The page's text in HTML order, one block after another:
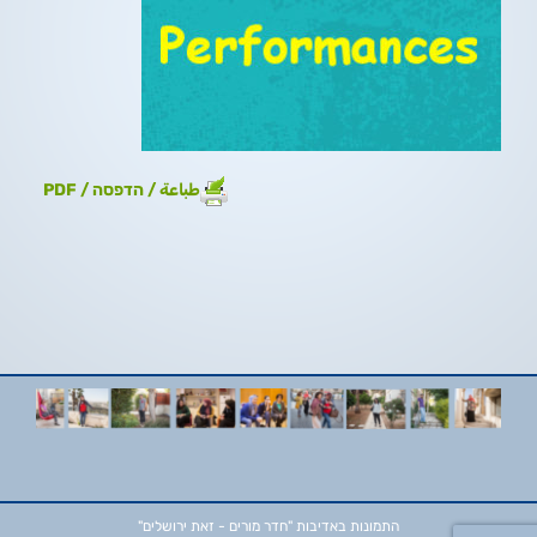
طباعة / הדפסה / PDF
התמונות באדיבות "חדר מורים - זאת ירושלים"